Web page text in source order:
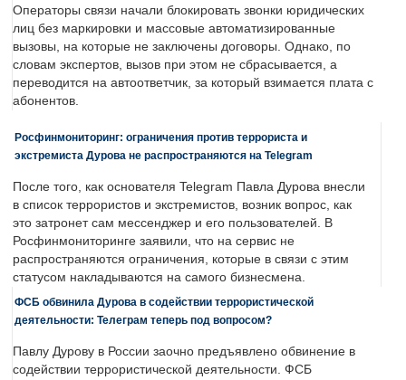
Операторы связи начали блокировать звонки юридических
лиц без маркировки и массовые автоматизированные
вызовы, на которые не заключены договоры. Однако, по
словам экспертов, вызов при этом не сбрасывается, а
переводится на автоответчик, за который взимается плата с
абонентов.
Росфинмониторинг: ограничения против террориста и
экстремиста Дурова не распространяются на Telegram
После того, как основателя Telegram Павла Дурова внесли
в список террористов и экстремистов, возник вопрос, как
это затронет сам мессенджер и его пользователей. В
Росфинмониторинге заявили, что на сервис не
распространяются ограничения, которые в связи с этим
статусом накладываются на самого бизнесмена.
ФСБ обвинила Дурова в содействии террористической
деятельности: Телеграм теперь под вопросом?
Павлу Дурову в России заочно предъявлено обвинение в
содействии террористической деятельности. ФСБ